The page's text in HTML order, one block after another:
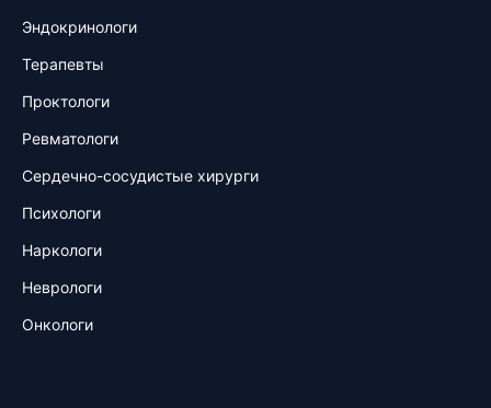
Эндокринологи
Терапевты
Проктологи
Ревматологи
Сердечно-сосудистые хирурги
Психологи
Наркологи
Неврологи
Онкологи